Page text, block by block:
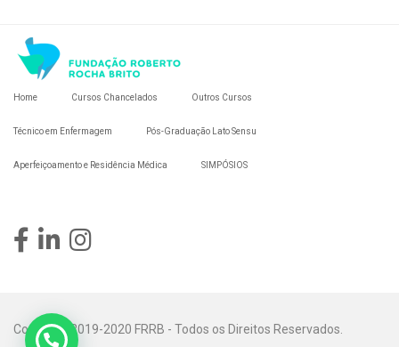
Home Cursos Chancelados Outros Cursos
Técnico em Enfermagem Pós-Graduação Lato Sensu
Aperfeiçoamento e Residência Médica SIMPÓSIOS
Copyright 2019-2020 FRRB - Todos os Direitos Reservados.